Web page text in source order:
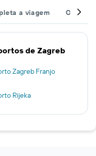
a viagem Outros
de Zagreb
Zagreb Franjo
Rijeka